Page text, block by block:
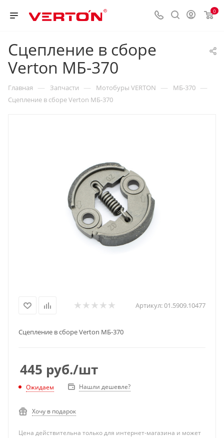
0
Сцепление в сборе
Verton МБ-370
Главная — Запчасти — Мотобуры VERTON — МБ-370 —
Сцепление в сборе Verton МБ-370
Артикул:01.5909.10477
Сцепление в сборе Verton МБ-370
445 руб./шт
Ожидаем Нашли дешевле?
Хочу в подарок
Цена действительна только для интернет-магазина и может